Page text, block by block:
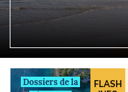
Dossiers de la
FLASH